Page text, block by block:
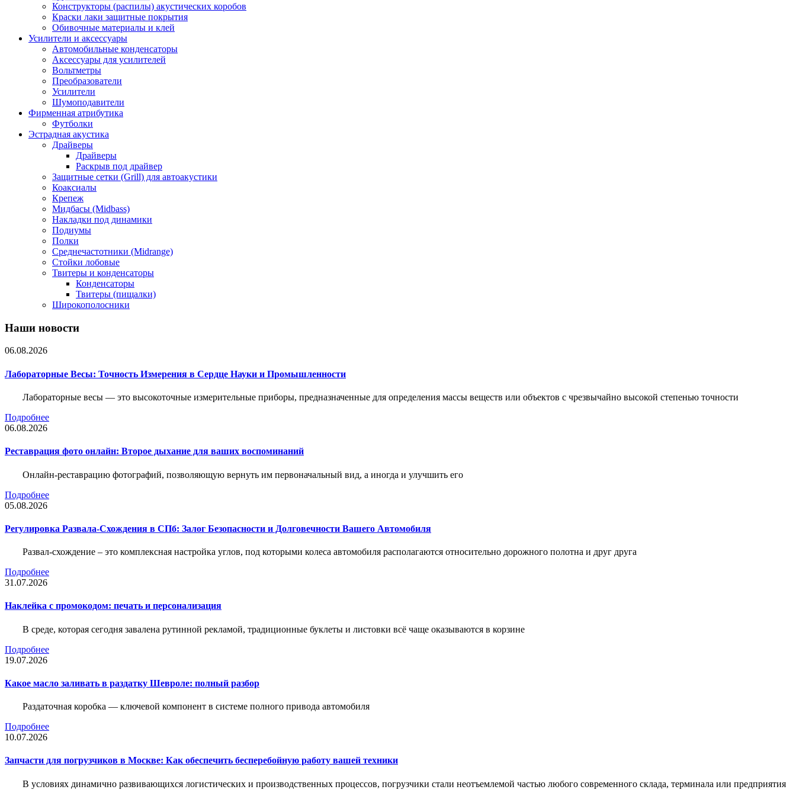
Конструкторы (распилы) акустических коробов
Краски лаки защитные покрытия
Обивочные материалы и клей
Усилители и аксессуары
Автомобильные конденсаторы
Аксессуары для усилителей
Вольтметры
Преобразователи
Усилители
Шумоподавители
Фирменная атрибутика
Футболки
Эстрадная акустика
Драйверы
Драйверы
Раскрыв под драйвер
Защитные сетки (Grill) для автоакустики
Коаксиалы
Крепеж
Мидбасы (Midbass)
Накладки под динамики
Подиумы
Полки
Среднечастотники (Midrange)
Стойки лобовые
Твитеры и конденсаторы
Конденсаторы
Твитеры (пищалки)
Широкополосники
Наши новости
06.08.2026
Лабораторные Весы: Точность Измерения в Сердце Науки и Промышленности
Лабораторные весы — это высокоточные измерительные приборы, предназначенные для определения массы веществ или объектов с чрезвычайно высокой степенью точности
Подробнее
06.08.2026
Реставрация фото онлайн: Второе дыхание для ваших воспоминаний
Онлайн-реставрацию фотографий, позволяющую вернуть им первоначальный вид, а иногда и улучшить его
Подробнее
05.08.2026
Регулировка Развала-Схождения в СПб: Залог Безопасности и Долговечности Вашего Автомобиля
Развал-схождение – это комплексная настройка углов, под которыми колеса автомобиля располагаются относительно дорожного полотна и друг друга
Подробнее
31.07.2026
Наклейка c промокодом: печать и персонализация
В среде, которая сегодня завалена рутинной рекламой, традиционные буклеты и листовки всё чаще оказываются в корзине
Подробнее
19.07.2026
Какое масло заливать в раздатку Шевроле: полный разбор
Раздаточная коробка — ключевой компонент в системе полного привода автомобиля
Подробнее
10.07.2026
Запчасти для погрузчиков в Москве: Как обеспечить бесперебойную работу вашей техники
В условиях динамично развивающихся логистических и производственных процессов, погрузчики стали неотъемлемой частью любого современного склада, терминала или предприятия